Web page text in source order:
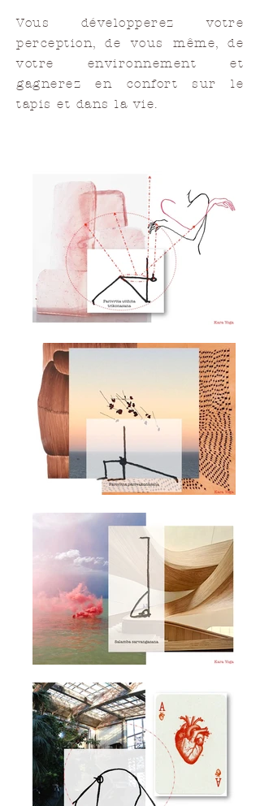
Vous développerez votre
perception, de vous même, de
votre environnement et
gagnerez en confort sur le
tapis et dans la vie.